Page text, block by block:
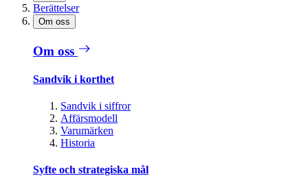
Berättelser
Om oss
Om oss
Sandvik i korthet
Sandvik i siffror
Affärsmodell
Varumärken
Historia
Syfte och strategiska mål